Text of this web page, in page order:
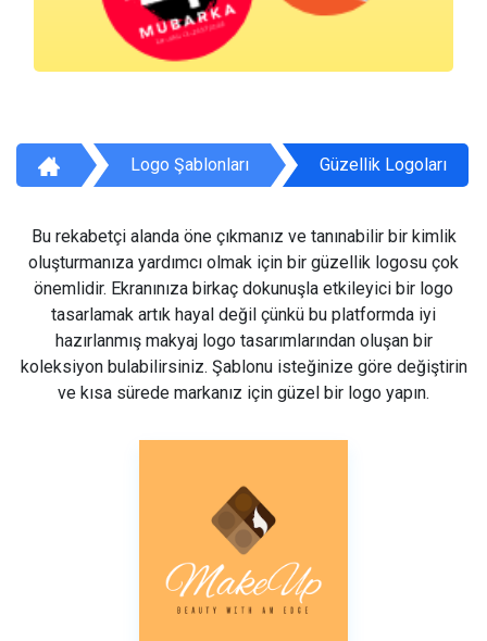
Logo Şablonları Güzellik Logoları
Bu rekabetçi alanda öne çıkmanız ve tanınabilir bir kimlik
oluşturmanıza yardımcı olmak için bir güzellik logosu çok
önemlidir. Ekranınıza birkaç dokunuşla etkileyici bir logo
tasarlamak artık hayal değil çünkü bu platformda iyi
hazırlanmış makyaj logo tasarımlarından oluşan bir
koleksiyon bulabilirsiniz. Şablonu isteğinize göre değiştirin
ve kısa sürede markanız için güzel bir logo yapın.